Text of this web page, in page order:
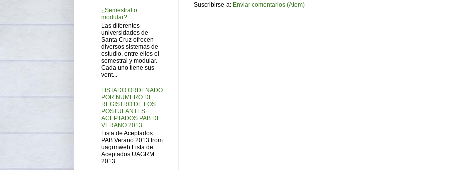
Suscribirse a: Enviar comentarios (Atom)
¿Semestral o
modular?
Las diferentes
universidades de
Santa Cruz ofrecen
diversos sistemas de
estudio, entre ellos el
semestral y modular.
Cada uno tiene sus
vent...
LISTADO ORDENADO
POR NUMERO DE
REGISTRO DE LOS
POSTULANTES
ACEPTADOS PAB DE
VERANO 2013
Lista de Aceptados
PAB Verano 2013 from
uagrmweb Lista de
Aceptados UAGRM
2013